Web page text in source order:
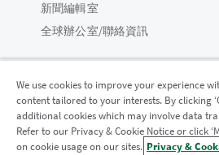
新聞編輯室
全球辦公室/聯絡資訊
Qlik 社群
We use cookies to improve your experience
content tailored to your interests. By clicking
additional cookies which may involve data
Refer to our Privacy & Cookie Notice or click
on cookie usage on our sites. Privacy &